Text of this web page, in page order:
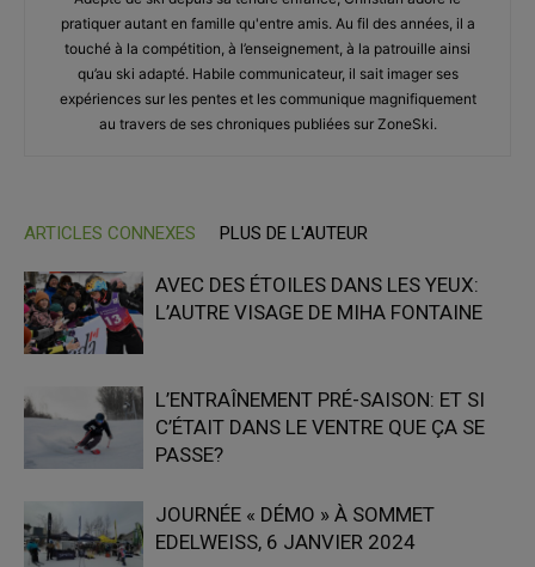
pratiquer autant en famille qu'entre amis. Au fil des années, il a
touché à la compétition, à l’enseignement, à la patrouille ainsi
qu’au ski adapté. Habile communicateur, il sait imager ses
expériences sur les pentes et les communique magnifiquement
au travers de ses chroniques publiées sur ZoneSki.
ARTICLES CONNEXES PLUS DE L'AUTEUR
AVEC DES ÉTOILES DANS LES YEUX:
L’AUTRE VISAGE DE MIHA FONTAINE
L’ENTRAÎNEMENT PRÉ-SAISON: ET SI
C’ÉTAIT DANS LE VENTRE QUE ÇA SE
PASSE?
JOURNÉE « DÉMO » À SOMMET
EDELWEISS, 6 JANVIER 2024